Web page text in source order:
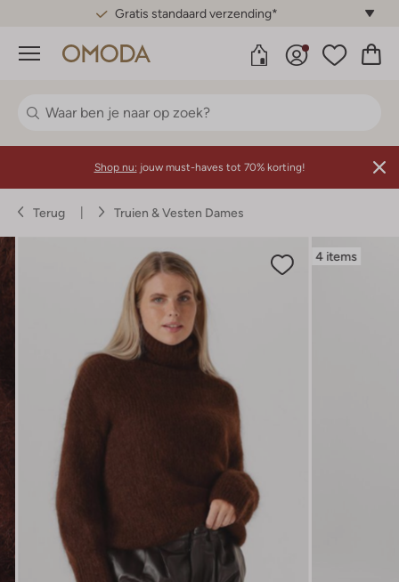
Gratis standaard verzending*
Menu
Shop nu: jouw must-haves tot 70% korting!
Terug Truien & Vesten Dames
4 items